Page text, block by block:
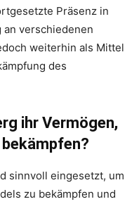
Präsenz in
verschiedenen
weiterhin als Mittel
des
ihr Vermögen,
sinnvoll eingesetzt, um
zu bekämpfen und